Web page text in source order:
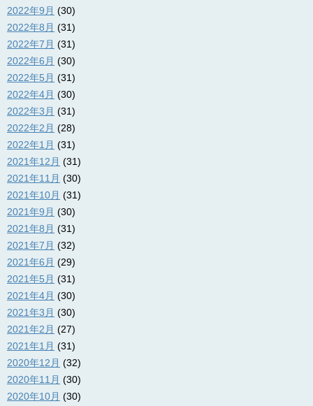
2022年9月 (30)
2022年8月 (31)
2022年7月 (31)
2022年6月 (30)
2022年5月 (31)
2022年4月 (30)
2022年3月 (31)
2022年2月 (28)
2022年1月 (31)
2021年12月 (31)
2021年11月 (30)
2021年10月 (31)
2021年9月 (30)
2021年8月 (31)
2021年7月 (32)
2021年6月 (29)
2021年5月 (31)
2021年4月 (30)
2021年3月 (30)
2021年2月 (27)
2021年1月 (31)
2020年12月 (32)
2020年11月 (30)
2020年10月 (30)